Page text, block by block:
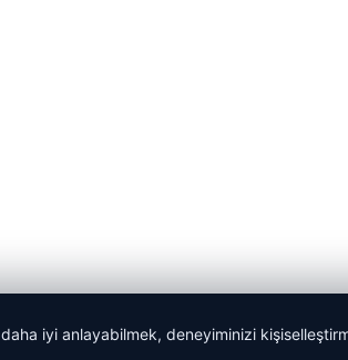
daha iyi anlayabilmek, deneyiminizi